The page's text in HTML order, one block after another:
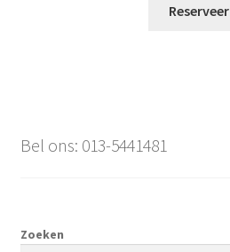
Reserveer
Bel ons: 013-5441481
Zoeken